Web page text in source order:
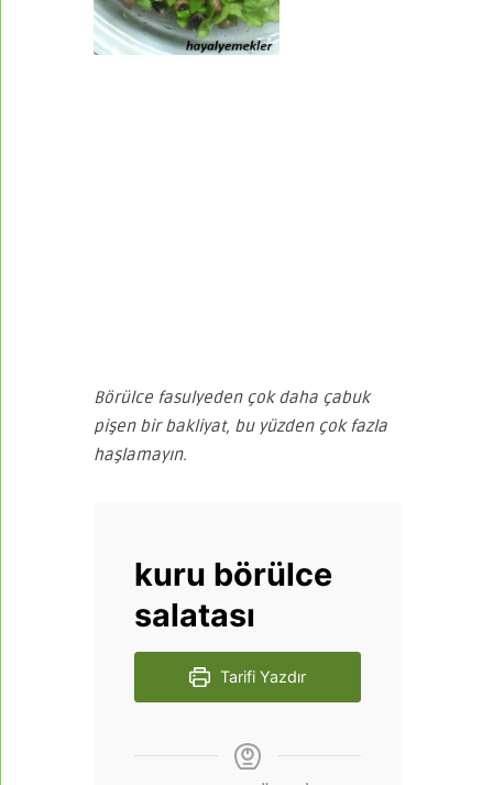
Börülce fasulyeden çok daha çabuk
pişen bir bakliyat, bu yüzden çok fazla
haşlamayın.
kuru börülce
salatası
Tarifi Yazdır